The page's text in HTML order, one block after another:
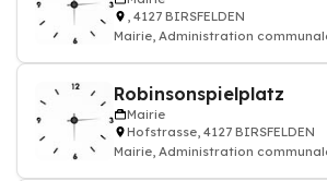
, 4127 BIRSFELDEN
Mairie, Administration
Robinsonspielplatz
Mairie
Hofstrasse, 4127 BIRSFELDEN
Mairie, Administration